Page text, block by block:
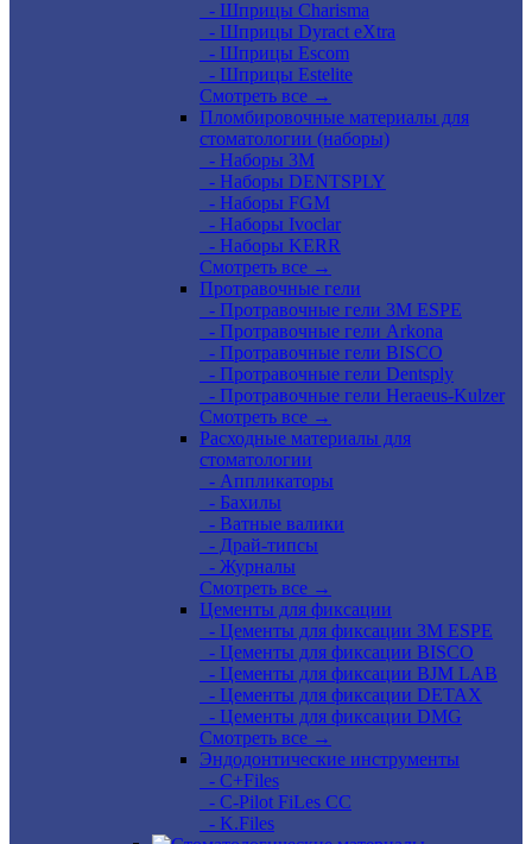
- Шприцы Charisma
- Шприцы Dyract eXtra
- Шприцы Escom
- Шприцы Estelite
Смотреть все →
Пломбировочные материалы для
стоматологии (наборы)
- Наборы 3М
- Наборы DENTSPLY
- Наборы FGM
- Наборы Ivoclar
- Наборы KERR
Смотреть все →
Протравочные гели
- Протравочные гели 3М ESPE
- Протравочные гели Arkona
- Протравочные гели BISCO
- Протравочные гели Dentsply
- Протравочные гели Heraeus-Kulzer
Смотреть все →
Расходные материалы для
стоматологии
- Аппликаторы
- Бахилы
- Ватные валики
- Драй-типсы
- Журналы
Смотреть все →
Цементы для фиксации
- Цементы для фиксации 3M ESPE
- Цементы для фиксации BISCO
- Цементы для фиксации BJM LAB
- Цементы для фиксации DETAX
- Цементы для фиксации DMG
Смотреть все →
Эндодонтические инструменты
- C+Files
- C-Pilot FiLes CC
- K.Files